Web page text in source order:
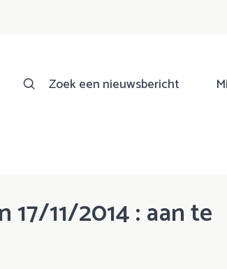
Zoek een nieuwsbericht
11/2014 : aan te